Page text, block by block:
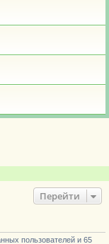
Перейти
пользователей и 65